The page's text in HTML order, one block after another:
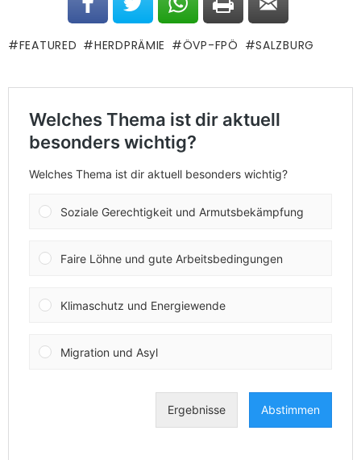
FEATURED HERDPRÄMIE ÖVP-FPÖ SALZBURG